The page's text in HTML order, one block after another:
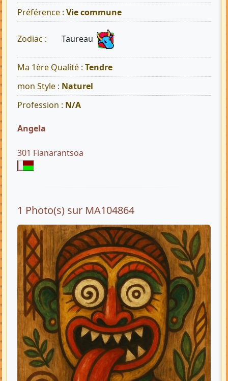
Préférence : Vie commune
Zodiac : Taureau
Ma 1ère Qualité : Tendre
mon Style : Naturel
Profession : N/A
Angela
301 Fianarantsoa
1 Photo(s) sur MA104864